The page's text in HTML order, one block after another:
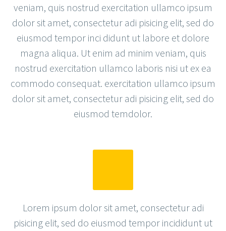
veniam, quis nostrud exercitation ullamco ipsum
dolor sit amet, consectetur adi pisicing elit, sed do
eiusmod tempor inci didunt ut labore et dolore
magna aliqua. Ut enim ad minim veniam, quis
nostrud exercitation ullamco laboris nisi ut ex ea
commodo consequat. exercitation ullamco ipsum
dolor sit amet, consectetur adi pisicing elit, sed do
eiusmod temdolor.
Lorem ipsum dolor sit amet, consectetur adi
pisicing elit, sed do eiusmod tempor incididunt ut